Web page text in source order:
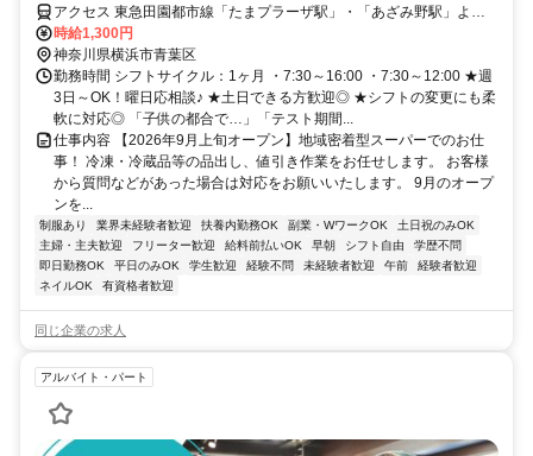
アクセス 東急田園都市線「たまプラーザ駅」・「あざみ野駅」より
東急バス「荏子田二丁目」バス停下車、徒歩約4分 / 小田急小田原線
「新百合ヶ丘駅」より小田急バス「あざみ野ガーデンズ」バス停下車
徒歩10分
時給1,300円
神奈川県横浜市青葉区
勤務時間 シフトサイクル：1ヶ月 ・7:30～16:00 ・7:30～12:00 ★週
3日～OK！曜日応相談♪ ★土日できる方歓迎◎ ★シフトの変更にも柔
軟に対応◎ 「子供の都合で…」「テスト期間...
仕事内容 【2026年9月上旬オープン】地域密着型スーパーでのお仕
事！ 冷凍・冷蔵品等の品出し、値引き作業をお任せします。 お客様
から質問などがあった場合は対応をお願いいたします。 9月のオープ
ンを...
制服あり 業界未経験者歓迎 扶養内勤務OK 副業・WワークOK
土日祝のみOK
主婦・主夫歓迎
フリーター歓迎 給料前払いOK 早朝 シフト自由
学歴不問
即日勤務OK
平日のみOK 学生歓迎 経験不問 未経験者歓迎 午前
経験者歓迎
ネイルOK
有資格者歓迎
同じ企業の求人
アルバイト・パート